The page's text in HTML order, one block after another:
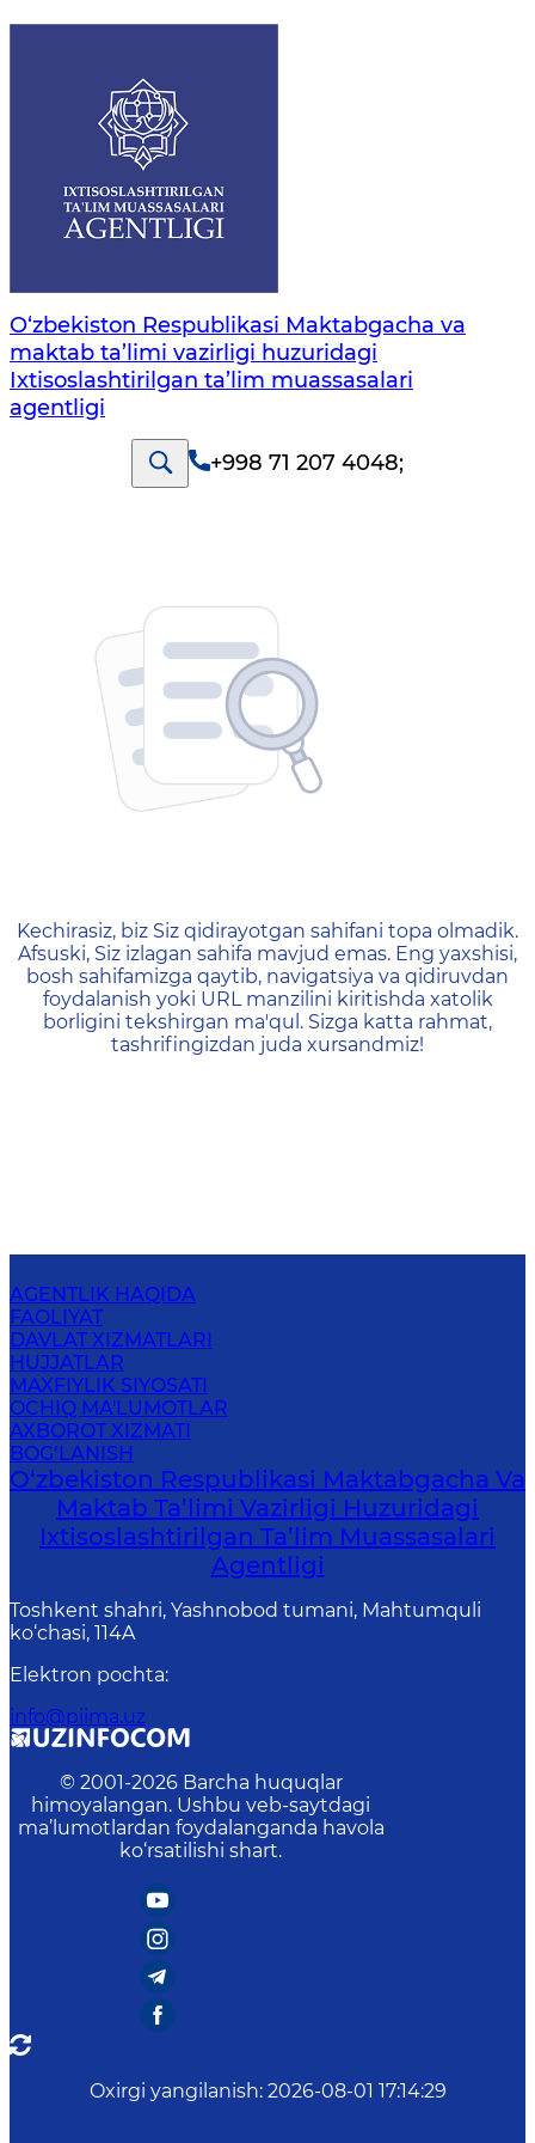
O‘zbekiston Respublikasi Maktabgacha va
maktab ta’limi vazirligi huzuridagi
Ixtisoslashtirilgan ta’lim muassasalari
agentligi
+998 71 207 4048;
404 — Страница не
Kechirasiz, biz Siz qidirayotgan sahifani topa olmadik.
Afsuski, Siz izlagan sahifa mavjud emas. Eng yaxshisi,
bosh sahifamizga qaytib, navigatsiya va qidiruvdan
foydalanish yoki URL manzilini kiritishda xatolik
borligini tekshirgan ma'qul. Sizga katta rahmat,
tashrifingizdan juda xursandmiz!
AGENTLIK HAQIDA
FAOLIYAT
DAVLAT XIZMATLARI
HUJJATLAR
MAXFIYLIK SIYOSATI
OCHIQ MA'LUMOTLAR
AXBOROT XIZMATI
BOG‘LANISH
O‘zbekiston Respublikasi Maktabgacha Va
Maktab Ta’limi Vazirligi Huzuridagi
Ixtisoslashtirilgan Ta’lim Muassasalari
Agentligi
Toshkent shahri, Yashnobod tumani, Mahtumquli
ko‘chasi, 114A
Elektron pochta:
info@piima.uz
© 2001-2026 Barcha huquqlar
himoyalangan. Ushbu veb-saytdagi
ma’lumotlardan foydalanganda havola
ko‘rsatilishi shart.
Oxirgi yangilanish: 2026-08-01 17:14:29